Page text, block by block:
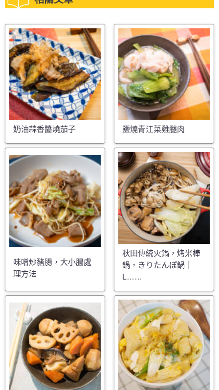
奶油蒜香醬燒茄子 鹽燒青江菜雞腿肉
味噌炒豬腸，大小腸處
理方法
秋田傳統火鍋，烤米棒
鍋，きりたんぽ鍋｜
L……